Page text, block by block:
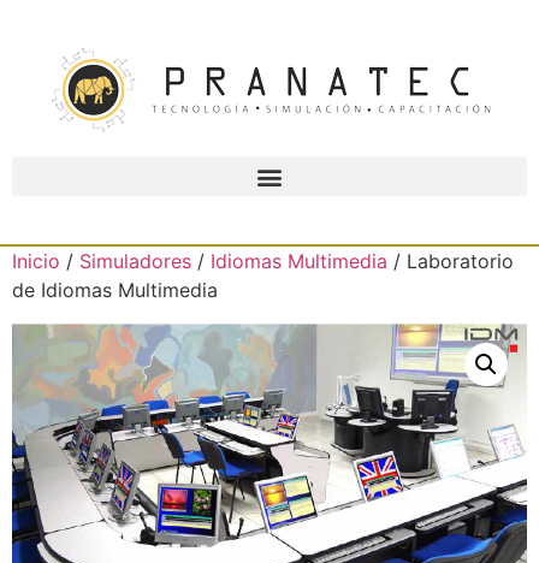
Inicio / Simuladores / Idiomas Multimedia / Laboratorio
de Idiomas Multimedia